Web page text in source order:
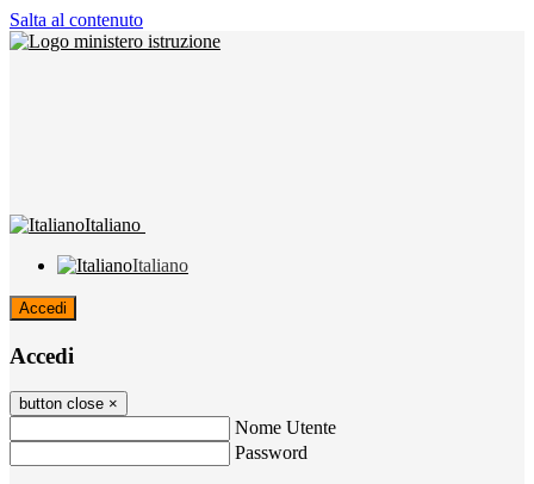
Salta al contenuto
Italiano
Italiano
Accedi
Accedi
button close ×
Nome Utente
Password